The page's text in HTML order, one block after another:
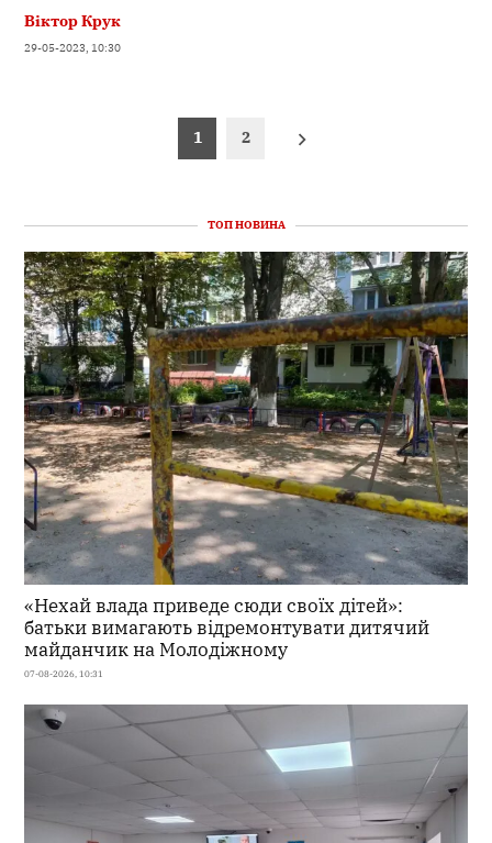
Віктор Крук
29-05-2023, 10:30
1 2
ТОП НОВИНА
«Нехай влада приведе сюди своїх дітей»:
батьки вимагають відремонтувати дитячий
майданчик на Молодіжному
07-08-2026, 10:31